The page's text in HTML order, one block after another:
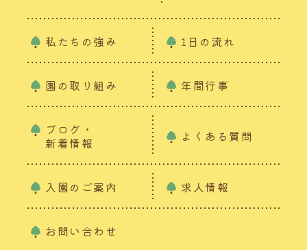
私たちの強み 1日の流れ
園の取り組み 年間行事
ブログ・
新着情報
よくある質問
入園のご案内 求人情報
お問い合わせ